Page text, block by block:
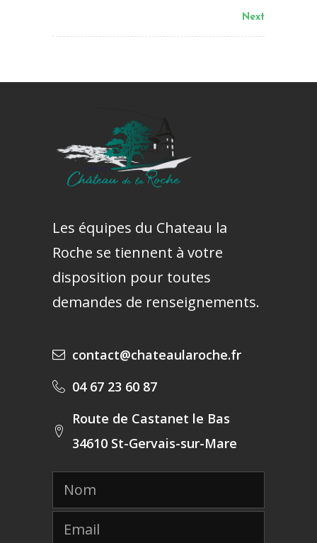
Next
Les équipes du Chateau la
Roche se tiennent à votre
disposition pour toutes
demandes de renseignements.
contact@chateaularoche.fr
04 67 23 60 87
Route de Castanet le Bas
34610 St-Gervais-sur-Mare